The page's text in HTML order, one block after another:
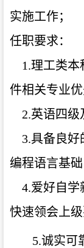
实施工作；
任职要求：
1.理工类
件相关专业
2.英语四级
3.具备良好
编程语言基础
4.爱好自学
快速领会上级
5.诚实可